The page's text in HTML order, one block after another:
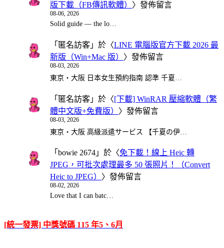
版下載（FB傳訊軟體） 〉發佈留言
08-06, 2026
Solid guide — the lo…
「 匿名訪客 」於〈LINE 電腦版官方下載 2026 最
新版（Win+Mac 版） 〉發佈留言
08-03, 2026
東京・大阪 日本女生預約指南 認準 千夏…
「 匿名訪客 」於〈[下載] WinRAR 壓縮軟體（繁
體中文版+免費版） 〉發佈留言
08-03, 2026
東京・大阪 高級派遣サービス 【千夏の伊…
「 bowie 2674 」於〈免下載！線上 Heic 轉
JPEG，可批次處理最多 50 張照片！（Convert
Heic to JPEG） 〉發佈留言
08-02, 2026
Love that I can batc…
[統一發票] 中獎號碼 115 年5、6月